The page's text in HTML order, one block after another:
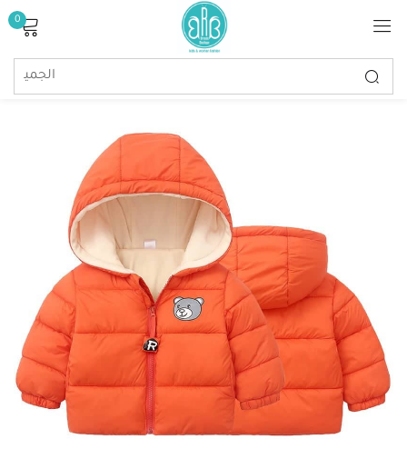
0
تسجيل الدخول
كلمة مرور مفقودة؟
تسجيل الدخول
إنشاء حساب